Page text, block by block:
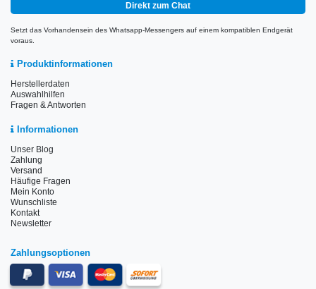
Direkt zum Chat
Setzt das Vorhandensein des Whatsapp-Messengers auf einem kompatiblen Endgerät
voraus.
Produktinformationen
Herstellerdaten
Auswahlhilfen
Fragen & Antworten
Informationen
Unser Blog
Zahlung
Versand
Häufige Fragen
Mein Konto
Wunschliste
Kontakt
Newsletter
Zahlungsoptionen